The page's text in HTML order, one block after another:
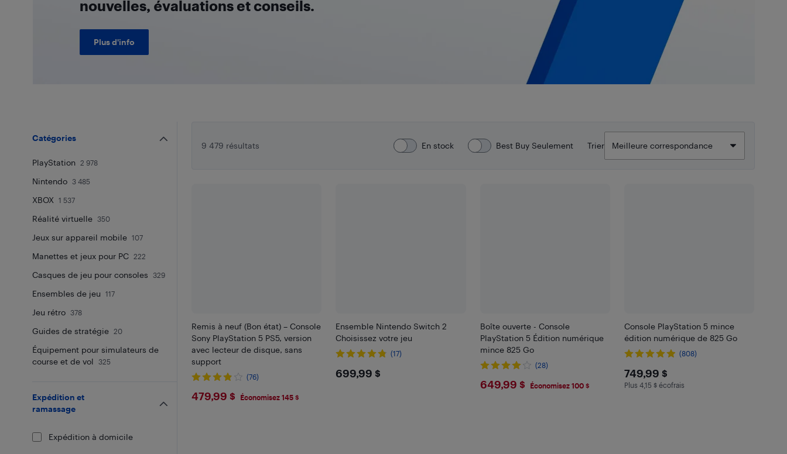
nouvelles, évaluations et conseils.
Plus d'info
9 479 résultats En stock Best Buy Seulement Trier
Remis à neuf (Bon état) – Console
Sony PlayStation 5 PS5, version
avec lecteur de disque, sans
support
(76)
$479.99
479,99 $ Économisez 145 $
Ensemble Nintendo Switch 2
Choisissez votre jeu
(17)
$699.99
699,99 $
Boîte ouverte - Console
PlayStation 5 Édition numérique
mince 825 Go
(28)
$649.99
649,99 $ Économisez 100 $
Console PlayStation 5 mince
édition numérique de 825 Go
(808)
$749.99
749,99 $
Plus 4.15 $ en écofrais
Plus 4,15 $ écofrais
Catégories
PlayStation 2 978
Nintendo 3 485
XBOX 1 537
Réalité virtuelle 350
Jeux sur appareil mobile 107
Manettes et jeux pour PC 222
Casques de jeu pour consoles 329
Ensembles de jeu 117
Jeu rétro 378
Guides de stratégie 20
Équipement pour simulateurs de
course et de vol
325
Expédition et
ramassage
Expédition à domicile